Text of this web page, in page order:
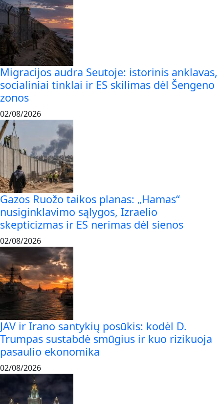
Migracijos audra Seutoje: istorinis anklavas,
socialiniai tinklai ir ES skilimas dėl Šengeno
zonos
02/08/2026
Gazos Ruožo taikos planas: „Hamas“
nusiginklavimo sąlygos, Izraelio
skepticizmas ir ES nerimas dėl sienos
02/08/2026
JAV ir Irano santykių posūkis: kodėl D.
Trumpas sustabdė smūgius ir kuo rizikuoja
pasaulio ekonomika
02/08/2026